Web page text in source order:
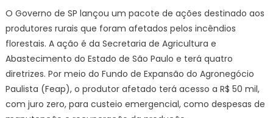
O Governo de SP lançou um pacote de ações destinado aos
produtores rurais que foram afetados pelos incêndios
florestais. A ação é da Secretaria de Agricultura e
Abastecimento do Estado de São Paulo e terá quatro
diretrizes. Por meio do Fundo de Expansão do Agronegócio
Paulista (Feap), o produtor afetado terá acesso a R$ 50 mil,
com juro zero, para custeio emergencial, como despesas de